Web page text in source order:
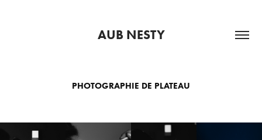
AUB NESTY
PHOTOGRAPHIE DE PLATEAU